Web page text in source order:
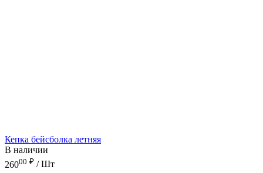
Кепка бейсболка летняя
В наличии
26000 ₽ / Шт